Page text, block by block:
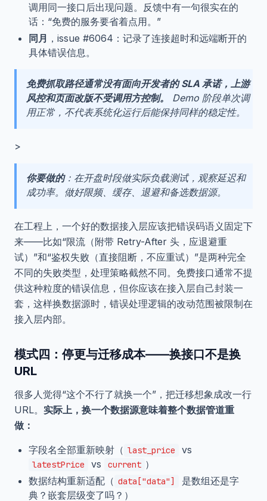
调用同一接口后出现问题。反馈中有一句很实在的
话：“免费的服务要省着点用。”
同月 ，issue #6064：记录了连接超时和远端断开的
具体错误信息。
免费抓取路径通常没有面向开发者的 SLA 承诺，上游
风控和页面改版不受调用方控制。
Demo 阶段单次调
用正常，不代表系统化运行后能保持同样的稳定性。
>
你要做的：在开盘时段做实际负载测试，观察延迟和
成功率。做好限频、缓存、退避和备选数据源。
在工程上，一个好的数据接入层应该把错误码语义固定下
来——比如“限流（附带 Retry-After 头，应退避重
试）”和“鉴权失败（直接阻断，不应重试）”是两种完全
不同的失败类型，处理策略截然不同。免费接口通常不提
供这种粒度的错误信息，但你应该在接入层自己封装一
套，这样换数据源时，错误处理逻辑的改动范围被限制在
接入层内部。
模式四：停更与迁移成本——换接口不是换
URL
很多人觉得“这个不行了就换一个”，把迁移想象成改一行
URL。 实际上，换一个数据源意味着整个数据管道重
做：
字段名全部重新映射（ last_price vs
latestPrice vs current ）
数据结构重新适配（ data["data"]
是数组还是字
典？嵌套层级变了吗？）